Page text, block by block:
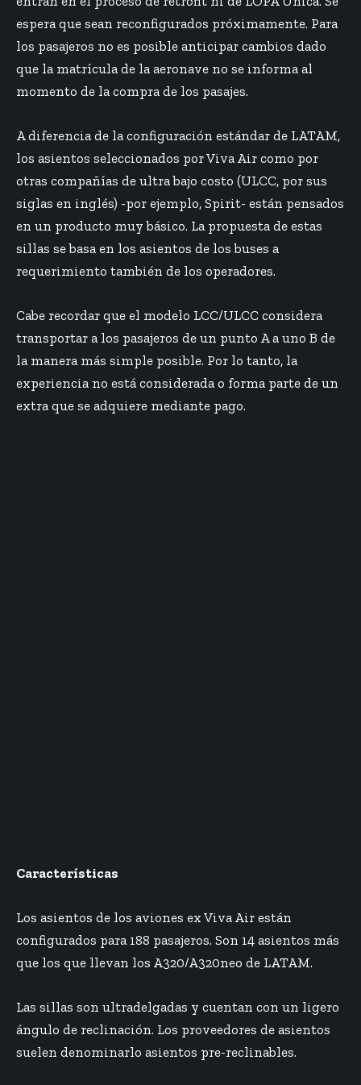
espera que sean reconfigurados próximamente. Para
los pasajeros no es posible anticipar cambios dado
que la matrícula de la aeronave no se informa al
momento de la compra de los pasajes.
A diferencia de la configuración estándar de LATAM,
los asientos seleccionados por Viva Air como por
otras compañías de ultra bajo costo (ULCC, por sus
siglas en inglés) -por ejemplo, Spirit- están pensados
en un producto muy básico. La propuesta de estas
sillas se basa en los asientos de los buses a
requerimiento también de los operadores.
Cabe recordar que el modelo LCC/ULCC considera
transportar a los pasajeros de un punto A a uno B de
la manera más simple posible. Por lo tanto, la
experiencia no está considerada o forma parte de un
extra que se adquiere mediante pago.
Características
Los asientos de los aviones ex Viva Air están
configurados para 188 pasajeros. Son 14 asientos más
que los que llevan los A320/A320neo de LATAM.
Las sillas son ultradelgadas y cuentan con un ligero
ángulo de reclinación. Los proveedores de asientos
suelen denominarlo asientos pre-reclinables.